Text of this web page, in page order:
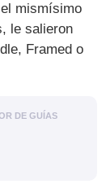
mismísimo
le salieron
Framed o
DE GUÍAS